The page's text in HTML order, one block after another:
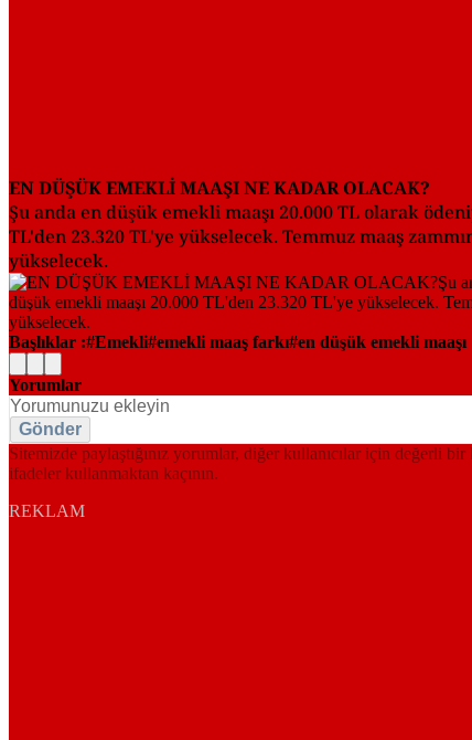
EN DÜŞÜK EMEKLİ MAAŞI NE KADAR OLACAK?
Şu anda en düşük emekli maaşı 20.000 TL olarak
TL'den 23.320 TL'ye yükselecek. Temmuz maaş
yükselecek.
Başlıklar : Emekli emekli maaş farkı en düşük emekli maaşı
Yorumlar
Gönder
Sitemizde paylaştığınız yorumlar, diğer kullanıcılar için değerli
ifadeler kullanmaktan kaçının.
REKLAM